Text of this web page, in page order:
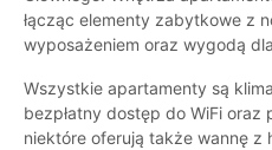
łącząc elementy zabytkowe z
wyposażeniem oraz wygodą
Wszystkie apartamenty są
bezpłatny dostęp do WiFi oraz
niektóre oferują także wannę z